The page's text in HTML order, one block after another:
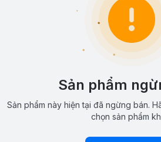
Sản phẩm
Sản phẩm này hiện tại đã ngừng bán.
chọn sản phẩm